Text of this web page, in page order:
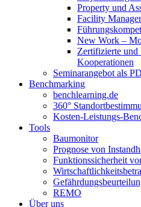
Property und
Facility
New Work –
Zertifizierte
Kooperationen
Seminarangebot als
Benchmarking
benchlearning.de
360°
Kosten-Leistungs-
Tools
Baumonitor
Prognose von
Funktionssicherheit
REMO
Über uns